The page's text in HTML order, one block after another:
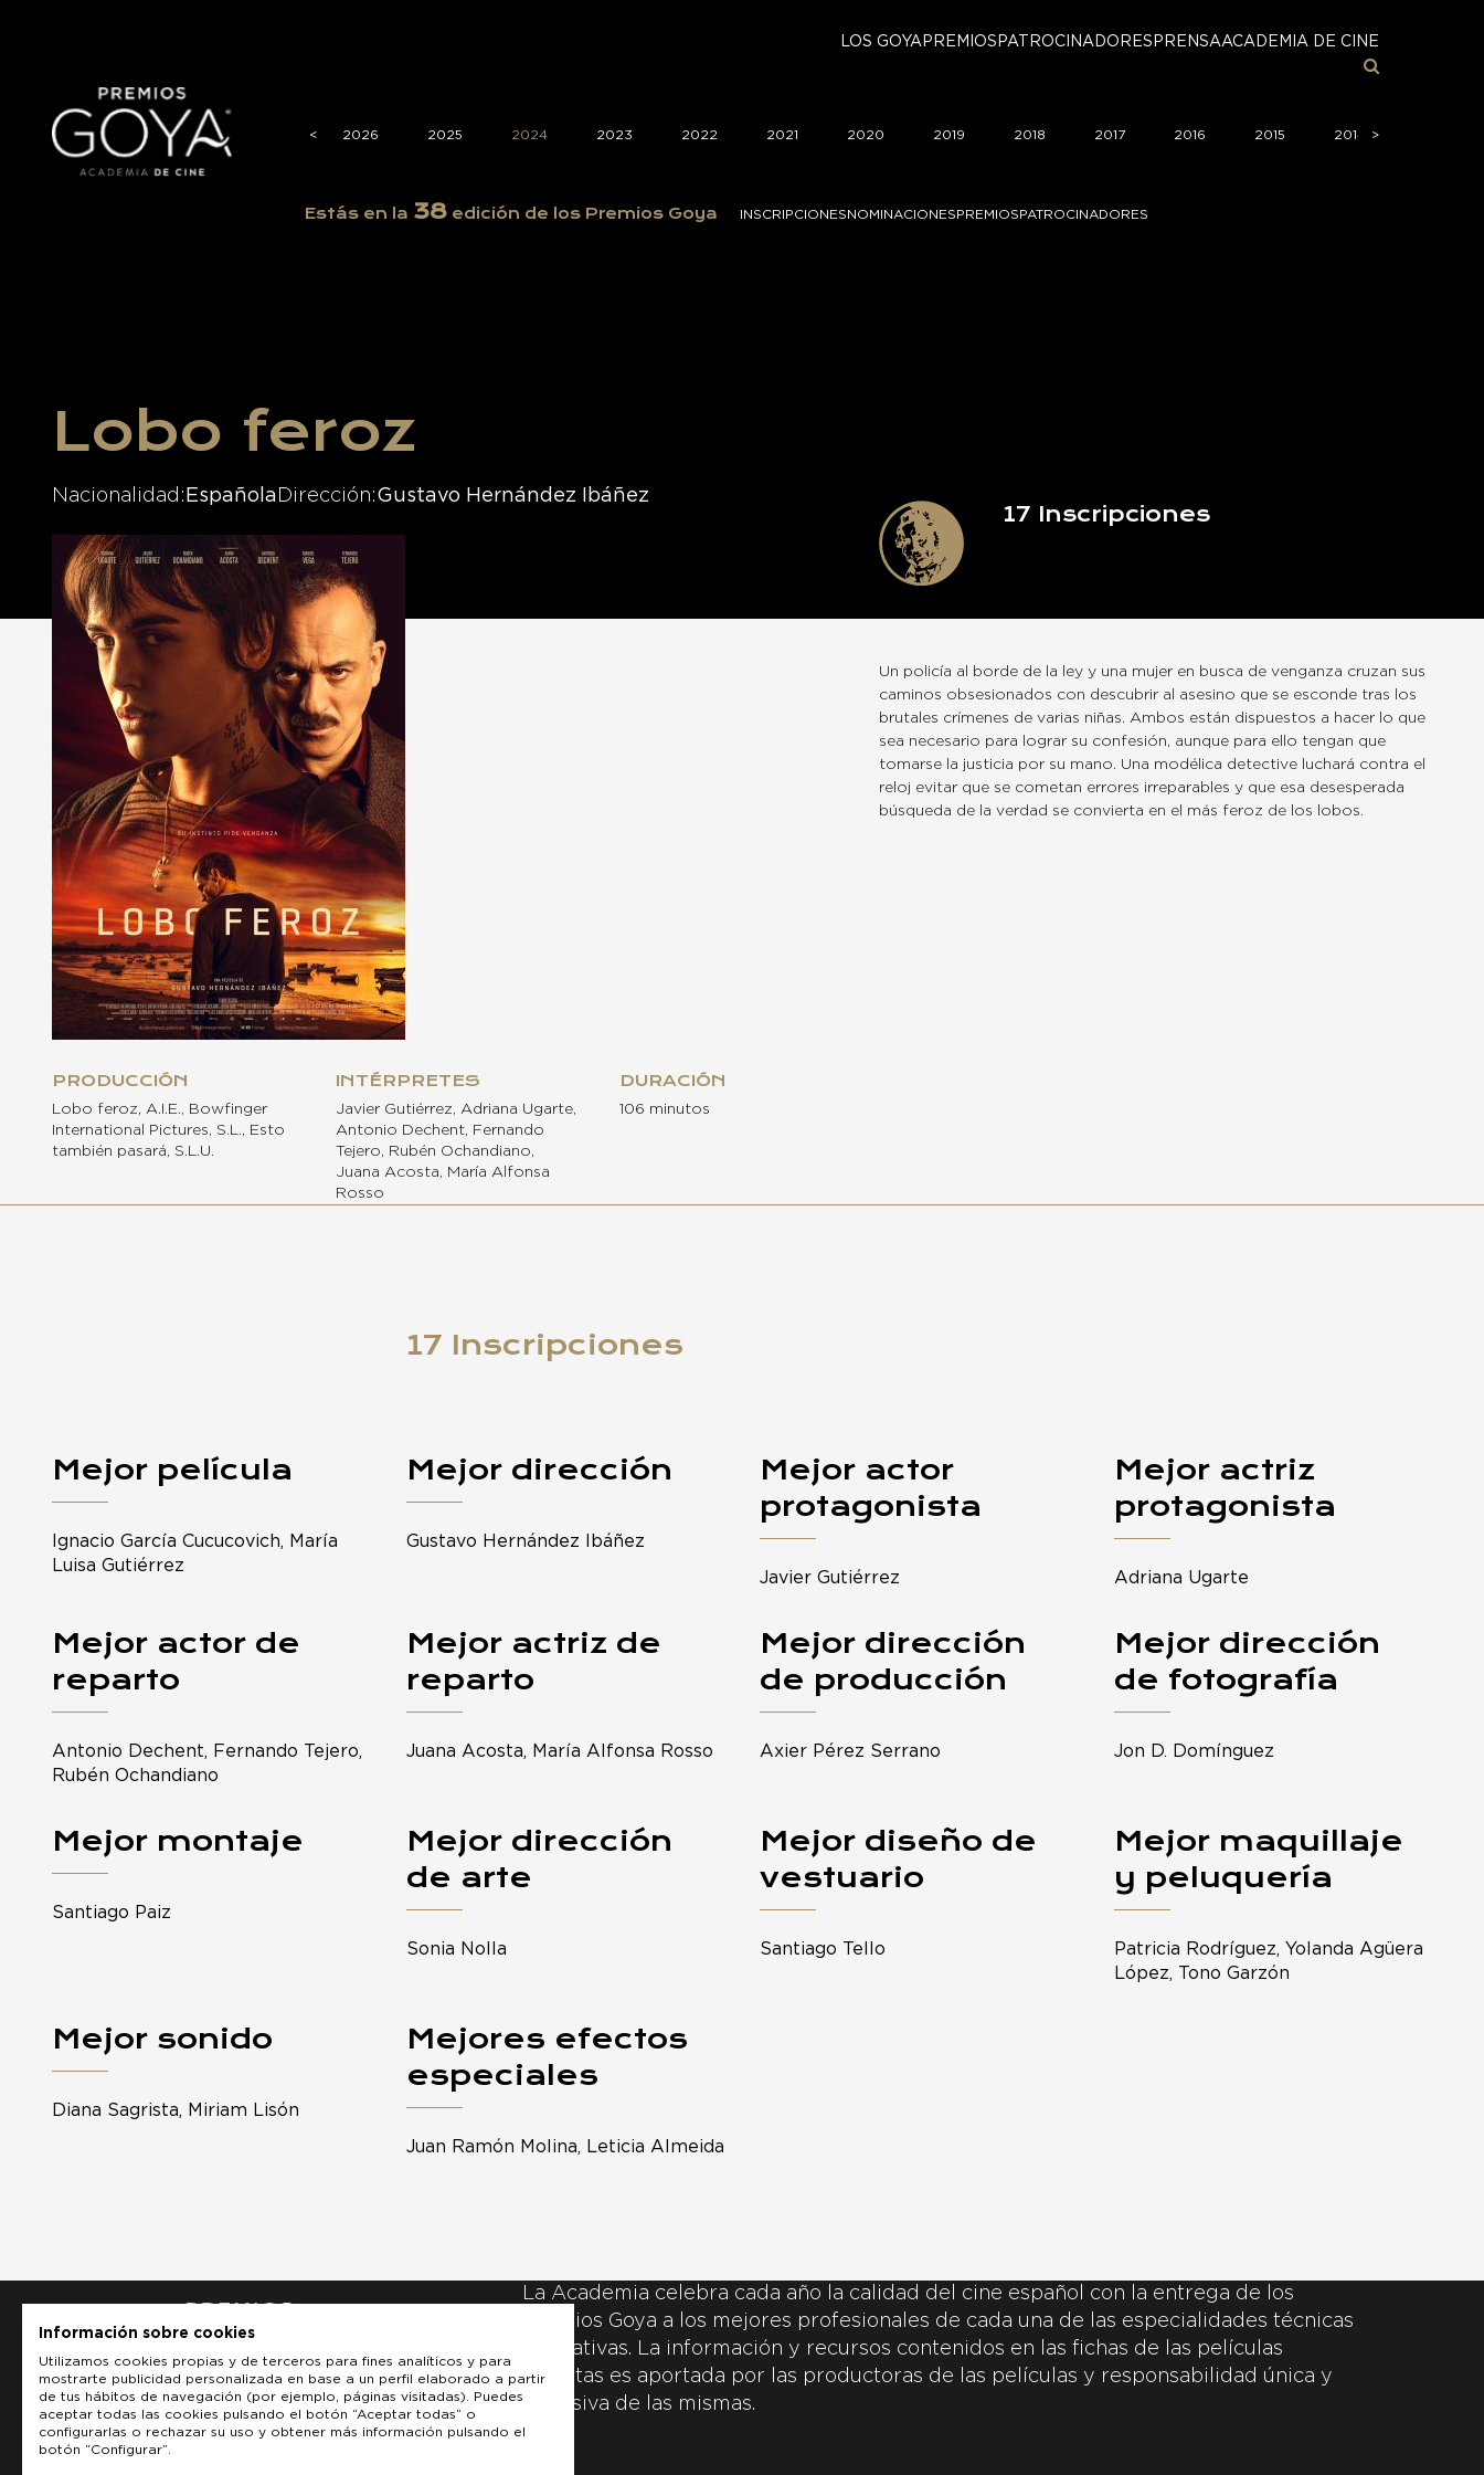
LOS GOYA PREMIOS PATROCINADORES PRENSAACADEMIA DE CINE
<
< 2026 2025 2024 2023 2022 2021 2020 2019 2018 2017 2016 2015 2014 >
>
Estás en la 38 edición de los Premios Goya INSCRIPCIONESNOMINACIONESPREMIOSPATROCINADORES
Lobo feroz
Nacionalidad Española Dirección Gustavo Hernández Ibáñez
17 Inscripciones
Un policía al borde de la ley y una mujer en busca de venganza cruzan sus
caminos obsesionados con descubrir al asesino que se esconde tras los
brutales crímenes de varias niñas. Ambos están dispuestos a hacer lo que
sea necesario para lograr su confesión, aunque para ello tengan que
tomarse la justicia por su mano. Una modélica detective luchará contra el
reloj evitar que se cometan errores irreparables y que esa desesperada
búsqueda de la verdad se convierta en el más feroz de los lobos.
PRODUCCIÓN
Lobo feroz, A.I.E., Bowfinger
International Pictures, S.L., Esto
también pasará, S.L.U.
INTÉRPRETES
Javier Gutiérrez, Adriana Ugarte,
Antonio Dechent, Fernando
Tejero, Rubén Ochandiano,
Juana Acosta, María Alfonsa
Rosso
DURACIÓN
106 minutos
17 Inscripciones
Mejor película
Ignacio García Cucucovich, María
Luisa Gutiérrez
Mejor dirección
Gustavo Hernández Ibáñez
Mejor actor
protagonista
Javier Gutiérrez
Mejor actriz
protagonista
Adriana Ugarte
Mejor actor de
reparto
Antonio Dechent, Fernando Tejero,
Rubén Ochandiano
Mejor actriz de
reparto
Juana Acosta, María Alfonsa Rosso
Mejor dirección
de producción
Axier Pérez Serrano
Mejor dirección
de fotografía
Jon D. Domínguez
Mejor montaje
Santiago Paiz
Mejor dirección
de arte
Sonia Nolla
Mejor diseño de
vestuario
Santiago Tello
Mejor maquillaje
y peluquería
Patricia Rodríguez, Yolanda Agüera
López, Tono Garzón
Mejor sonido
Diana Sagrista, Miriam Lisón
Mejores efectos
especiales
Juan Ramón Molina, Leticia Almeida
La Academia celebra cada año la calidad del cine español con la entrega de los
Premios Goya a los mejores profesionales de cada una de las especialidades técnicas
y creativas. La información y recursos contenidos en las fichas de las películas
inscritas es aportada por las productoras de las películas y responsabilidad única y
exclusiva de las mismas.
Información sobre cookies
Utilizamos cookies propias y de terceros para fines analíticos y para
mostrarte publicidad personalizada en base a un perfil elaborado a partir
de tus hábitos de navegación (por ejemplo, páginas visitadas). Puedes
aceptar todas las cookies pulsando el botón “Aceptar todas” o
configurarlas o rechazar su uso y obtener más información pulsando el
botón “Configurar”.